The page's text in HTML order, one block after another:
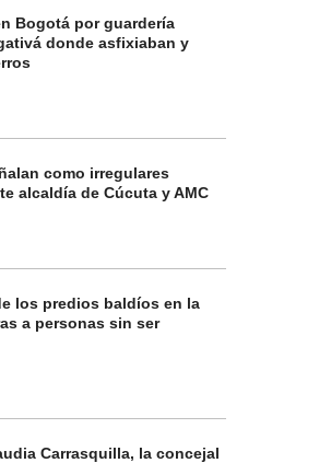
Bogotá por guardería
donde asfixiaban y
como irregulares
alcaldía de Cúcuta y AMC
los predios baldíos en la
a personas sin ser
Carrasquilla, la concejal